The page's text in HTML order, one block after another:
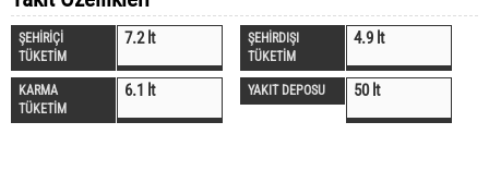
ŞEHİRİÇİ
TÜKETİM
7.2 lt
ŞEHİRDIŞI
TÜKETİM
4.9 lt
KARMA
TÜKETİM
6.1 lt YAKIT DEPOSU 50 lt